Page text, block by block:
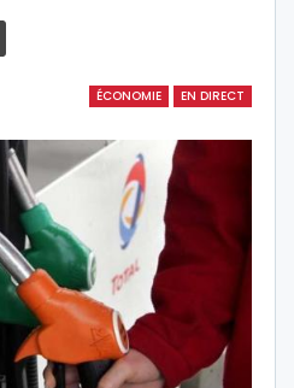
ÉCONOMIE EN DIRECT